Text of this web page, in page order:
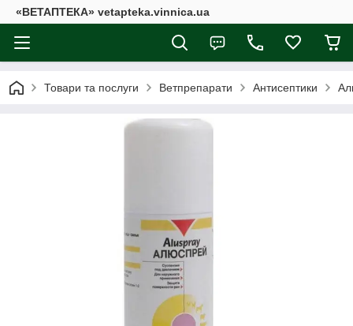
«ВЕТАПТЕКА» vetapteka.vinnica.ua
Товари та послуги Ветпрепарати Антисептики